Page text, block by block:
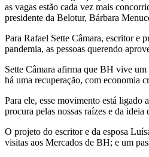
as vagas estão cada vez mais
presidente da Belotur, Bárbara
Para Rafael Sette Câmara, escritor e
pandemia, as pessoas querendo
Sette Câmara afirma que BH vive
há uma recuperação, com economia
Para ele, esse movimento está
procura pelas nossas raízes e da ideia
O projeto do escritor e da esposa
visitas aos Mercados de BH; e um